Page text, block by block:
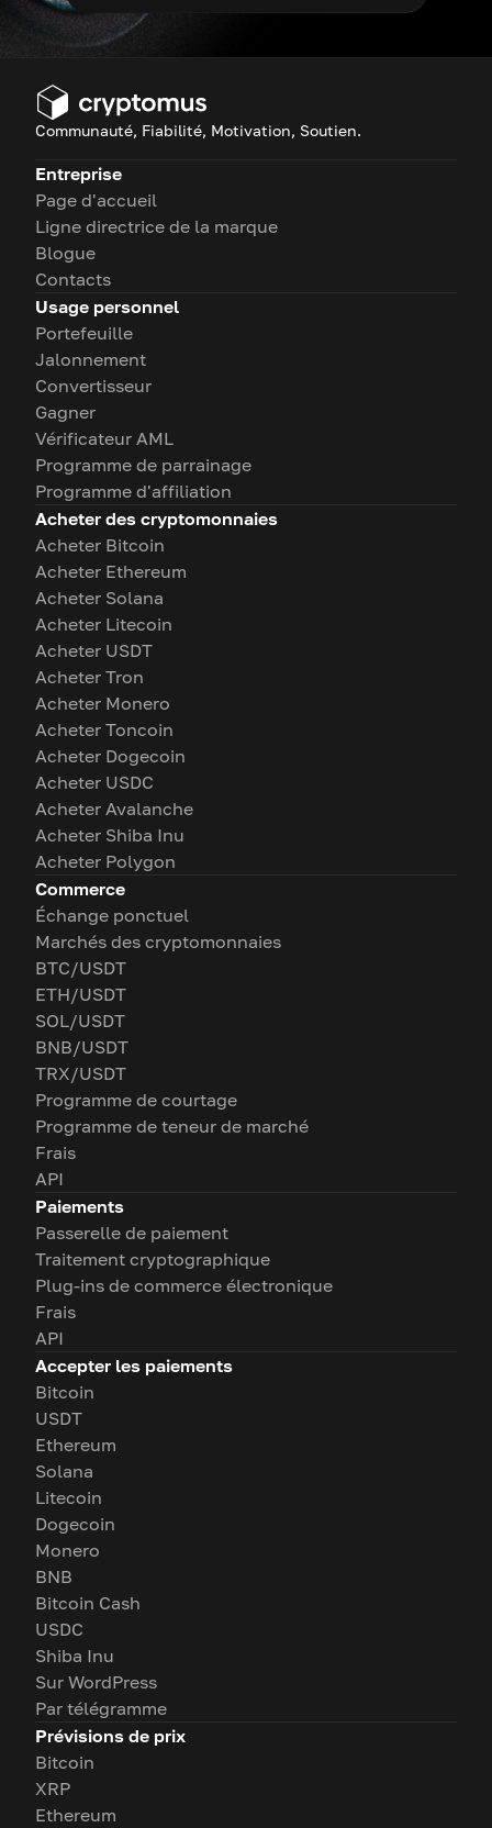
Communauté, Fiabilité, Motivation, Soutien.
Entreprise
Page d'accueil
Ligne directrice de la marque
Blogue
Contacts
Usage personnel
Portefeuille
Jalonnement
Convertisseur
Gagner
Vérificateur AML
Programme de parrainage
Programme d'affiliation
Acheter des cryptomonnaies
Acheter Bitcoin
Acheter Ethereum
Acheter Solana
Acheter Litecoin
Acheter USDT
Acheter Tron
Acheter Monero
Acheter Toncoin
Acheter Dogecoin
Acheter USDC
Acheter Avalanche
Acheter Shiba Inu
Acheter Polygon
Commerce
Échange ponctuel
Marchés des cryptomonnaies
BTC/USDT
ETH/USDT
SOL/USDT
BNB/USDT
TRX/USDT
Programme de courtage
Programme de teneur de marché
Frais
API
Paiements
Passerelle de paiement
Traitement cryptographique
Plug-ins de commerce électronique
Frais
API
Accepter les paiements
Bitcoin
USDT
Ethereum
Solana
Litecoin
Dogecoin
Monero
BNB
Bitcoin Cash
USDC
Shiba Inu
Sur WordPress
Par télégramme
Prévisions de prix
Bitcoin
XRP
Ethereum